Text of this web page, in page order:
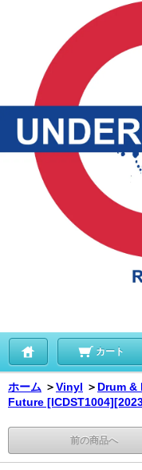
カート
ホーム ＞Vinyl ＞ Drum &
Future
前の商品へ